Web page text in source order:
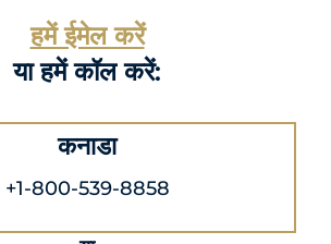
हमें ईमेल करें
या हमें कॉल करें:
कनाडा
+1-800-539-8858